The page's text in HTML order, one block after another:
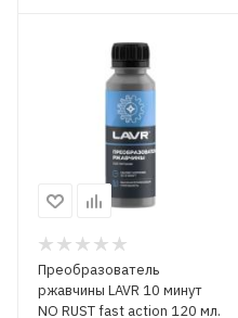
Преобразователь
ржавчины LAVR 10 минут
NO RUST fast action 120 мл.